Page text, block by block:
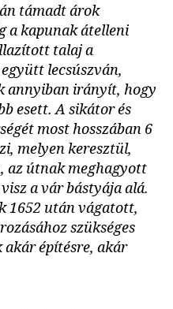
támadt árok
a kapunak átelleni
talaj a
lecsúszván,
annyiban irányít, hogy
esett. A sikátor és
most hosszában 6
melyen keresztül,
az útnak meghagyott
a vár bástyája alá.
1652 után vágatott,
szükséges
építésre, akár